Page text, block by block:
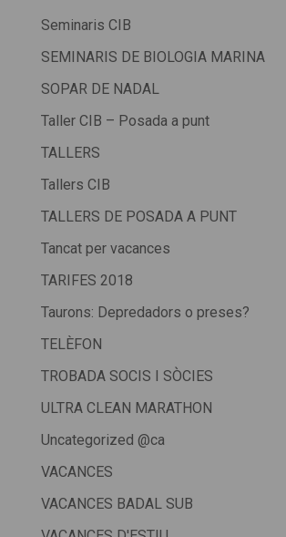
Seminaris CIB
SEMINARIS DE BIOLOGIA MARINA
SOPAR DE NADAL
Taller CIB – Posada a punt
TALLERS
Tallers CIB
TALLERS DE POSADA A PUNT
Tancat per vacances
TARIFES 2018
Taurons: Depredadors o preses?
TELÈFON
TROBADA SOCIS I SÒCIES
ULTRA CLEAN MARATHON
Uncategorized @ca
VACANCES
VACANCES BADAL SUB